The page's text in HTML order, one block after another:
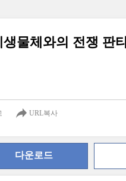
물체와의 전쟁 판
URL복사
다운로드